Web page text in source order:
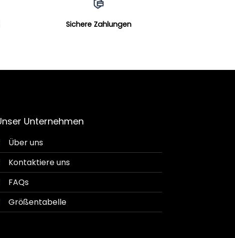
Sichere Zahlungen
Unternehmen
Über uns
Kontaktiere uns
FAQs
Größentabelle